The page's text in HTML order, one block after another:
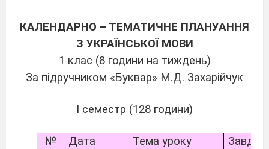
КАЛЕНДАРНО – ТЕМАТИЧНЕ ПЛАНУАННЯ
З УКРАЇНСЬКОЇ МОВИ
1 клас (8 години на тиждень)
За підручником «Буквар» М.Д. Захарійчук
І семестр (128 години)
№
Дата Тема уроку